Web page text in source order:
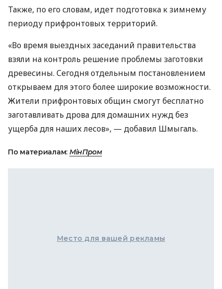
Также, по его словам, идет подготовка к зимнему
периоду прифронтовых территорий.
«Во время выездных заседаний правительства
взяли на контроль решение проблемы заготовки
древесины. Сегодня отдельным постановлением
открываем для этого более широкие возможности.
Жители прифронтовых общин смогут бесплатно
заготавливать дрова для домашних нужд без
ущерба для наших лесов», — добавил Шмыгаль.
По материалам: МінПром
Место для вашей рекламы